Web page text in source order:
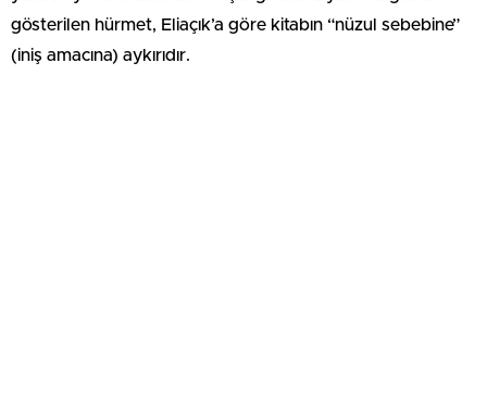
gösterilen hürmet, Eliaçık’a göre kitabın “nüzul sebebine”
(iniş amacına) aykırıdır.